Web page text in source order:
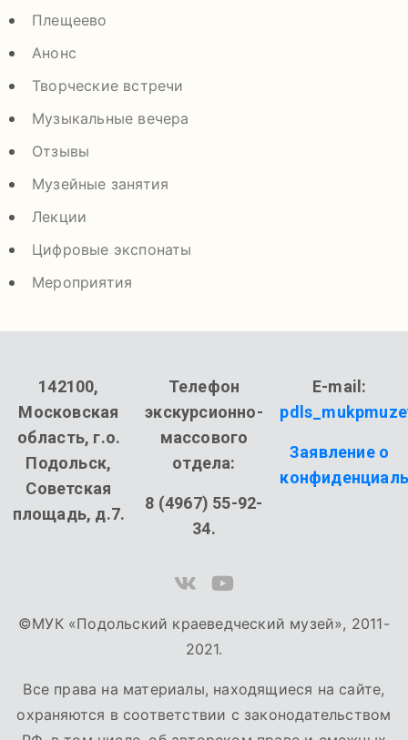
Плещеево
Анонс
Творческие встречи
Музыкальные вечера
Отзывы
Музейные занятия
Лекции
Цифровые экспонаты
Мероприятия
142100,
Московская
область, г.о.
Подольск,
Советская
площадь, д.7.
Телефон
экскурсионно-
массового
отдела:
8 (4967) 55-92-
34.
E-mail:
Заявление о
©МУК «Подольский краеведческий музей», 2011-
2021.
Все права на материалы, находящиеся на сайте,
охраняются в соответствии с законодательством